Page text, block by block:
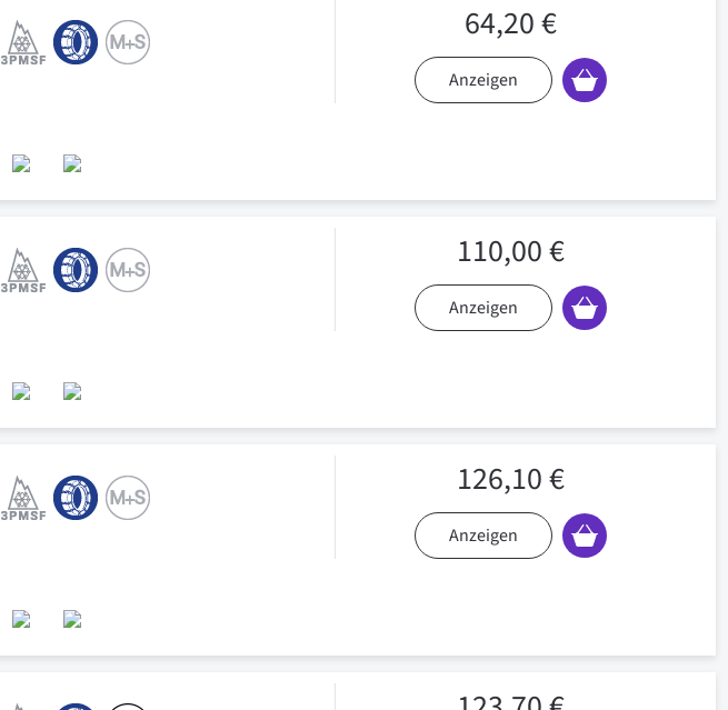
64,20 €
Anzeigen
110,00 €
Anzeigen
126,10 €
Anzeigen